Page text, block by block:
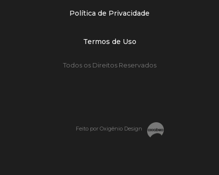
Política de Privacidade
Termos de Uso
Todos os Direitos Reservados
Feito por Oxigênio Design